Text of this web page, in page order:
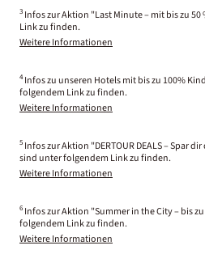
3 Infos zur Aktion "Last Minute – mit bis zu
Link zu finden.
Weitere Informationen
4 Infos zu unseren Hotels mit bis zu 100%
folgendem Link zu finden.
Weitere Informationen
5 Infos zur Aktion "DERTOUR DEALS – Spar
sind unter folgendem Link zu finden.
Weitere Informationen
6 Infos zur Aktion "Summer in the City – bis
folgendem Link zu finden.
Weitere Informationen